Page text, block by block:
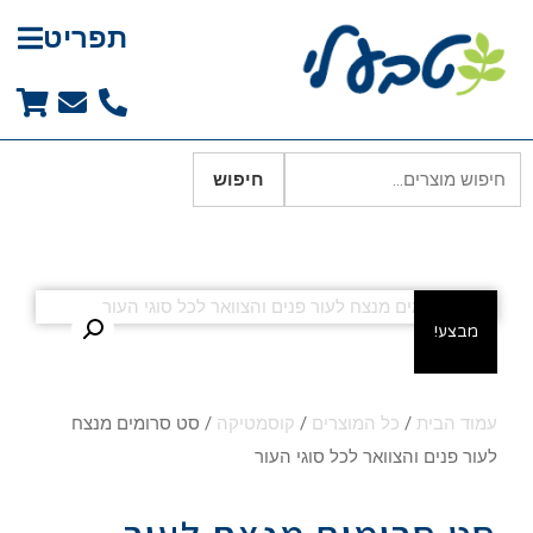
תפריט
חיפוש
מבצע!
עמוד הבית / כל המוצרים / קוסמטיקה / סט סרומים מנצח
לעור פנים והצוואר לכל סוגי העור